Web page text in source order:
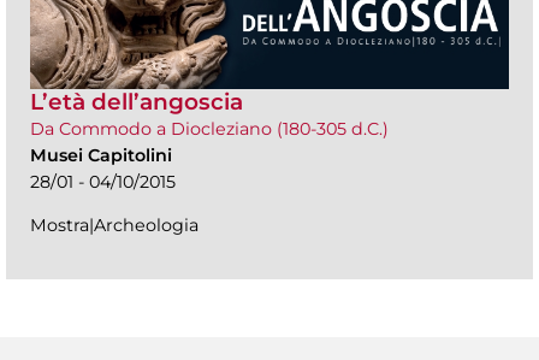
L’età dell’angoscia
Da Commodo a Diocleziano (180-305 d.C.)
Musei Capitolini
28/01 - 04/10/2015
Mostra|Archeologia